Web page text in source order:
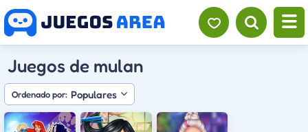
Juegos de mulan
Ordenado por: Populares